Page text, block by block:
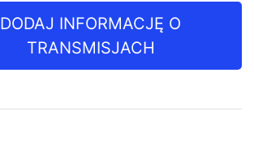
DODAJ INFORMACJĘ O
TRANSMISJACH